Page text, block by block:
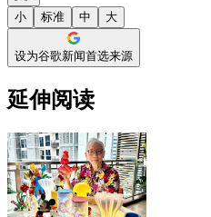
小 标准 中 大
设为谷歌新闻首选来源
延伸阅读